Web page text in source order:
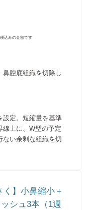
込みの金額です
鼻腔底組織を切除し
設定。短縮量を基準
線上に、W型の予定
ない余剰な組織を切
く】小鼻縮小＋
シュ3本（1週